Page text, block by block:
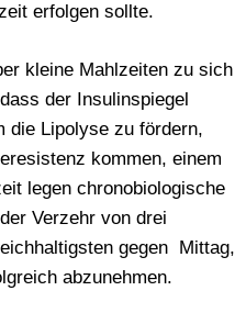
erfolgen sollte.
kleine Mahlzeiten zu sich
der Insulinspiegel
die Lipolyse zu fördern,
kommen, einem
legen chronobiologische
Verzehr von drei
gegen Mittag,
abzunehmen.